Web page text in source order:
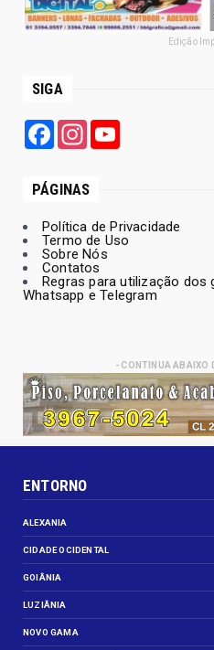
Edição
SIGA
FacebookInstagram
PÁGINAS
Política de Privacidade
Termo de Uso
Sobre Nós
Contatos
Regras para utilização dos
Whatsapp e Telegram
- CONTINUA ABAIXO
ENTORNO
ALEXANIA
CIDADE OCIDENTAL
GOIÂNIA
LUZIÂNIA
NOVO GAMA